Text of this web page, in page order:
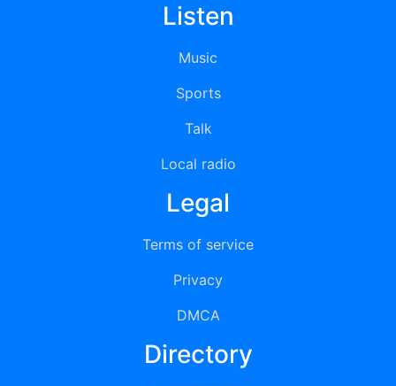
Listen
Music
Sports
Talk
Local radio
Legal
Terms of service
Privacy
DMCA
Directory